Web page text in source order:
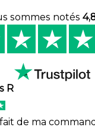
sommes notés
R
de ma